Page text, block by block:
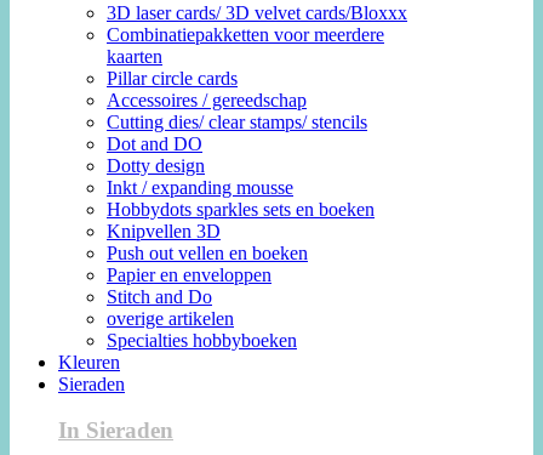
3D laser cards/ 3D velvet cards/Bloxxx
Combinatiepakketten voor meerdere
kaarten
Pillar circle cards
Accessoires / gereedschap
Cutting dies/ clear stamps/ stencils
Dot and DO
Dotty design
Inkt / expanding mousse
Hobbydots sparkles sets en boeken
Knipvellen 3D
Push out vellen en boeken
Papier en enveloppen
Stitch and Do
overige artikelen
Specialties hobbyboeken
Kleuren
Sieraden
In Sieraden